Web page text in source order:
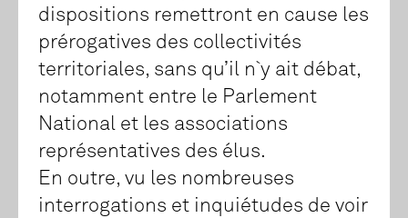
dispositions remettront en cause les
prérogatives des collectivités
territoriales, sans qu’il n`y ait débat,
notamment entre le Parlement
National et les associations
représentatives des élus.
En outre, vu les nombreuses
interrogations et inquiétudes de voir